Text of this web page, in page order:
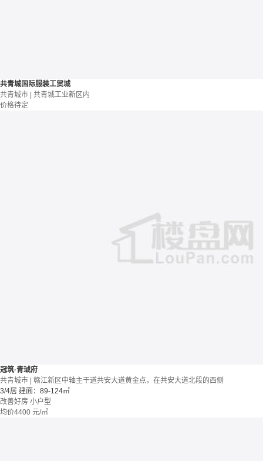
共青城国际服装工贸城
共青城市 | 共青城工业新区内
价格待定
冠筑·青珹府
共青城市 | 赣江新区中轴主干道共安大道黄金点，在共安大道北段的西侧
3/4居 建面：89-124㎡
改善好房 小户型
均价4400 元/㎡